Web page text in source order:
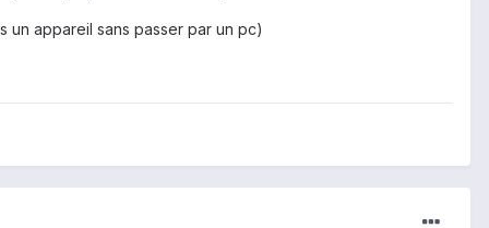
un appareil sans passer par un pc)